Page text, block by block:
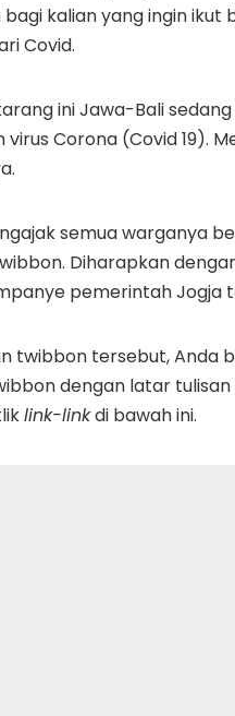
kalian yang ingin
Covid.
ini Jawa-Bali
Corona (Covid 19).
semua warganya
Diharapkan
pemerintah Jogja
twibbon tersebut, Anda
dengan latar tulisan
link-linkdi bawah ini.